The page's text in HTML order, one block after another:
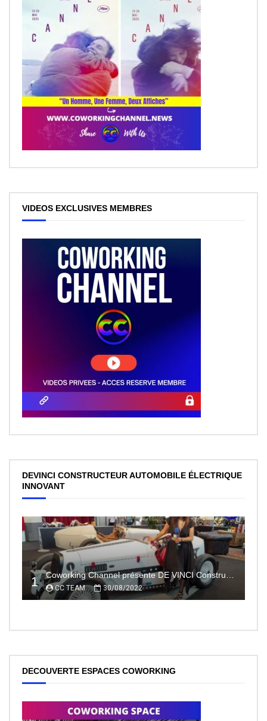
VIDEOS EXCLUSIVES MEMBRES
DEVINCI CONSTRUCTEUR AUTOMOBILE ÉLECTRIQUE
INNOVANT
1 Coworking Channel présente DE VINCI Constructeur automobile électrique innovant 100% made In France
CC TEAM 30/08/2022
DECOUVERTE ESPACES COWORKING